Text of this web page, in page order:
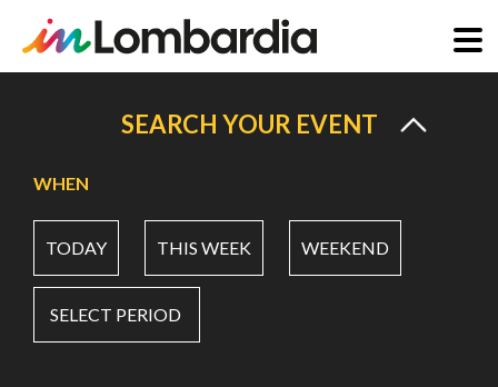
content
SEARCH YOUR EVENT
WHEN
TODAY THIS WEEK WEEKEND
SELECT PERIOD